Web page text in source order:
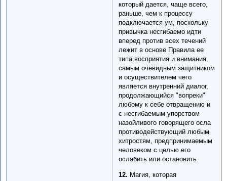
который дается, чаще всего,
раньше, чем к процессу
подключается ум, поскольку
привычка несгибаемо идти
вперед против всех течений
лежит в основе Правила ее
типа восприятия и внимания,
самым очевидным защитником
и осуществителем чего
является внутренний диалог,
продолжающийся "вопреки"
любому к себе отвращению и
с несгибаемым упорством
назойливого говорящего осла
противодействующий любым
хитростям, предпринимаемым
человеком с целью его
ослабить или остановить.
12. Магия, которая